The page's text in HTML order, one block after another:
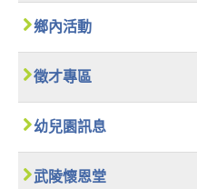
鄉內活動
徵才專區
幼兒園訊息
武陵懷恩堂